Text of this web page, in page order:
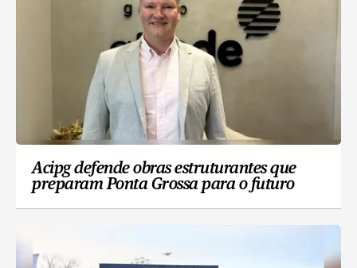
Acipg defende obras estruturantes que
preparam Ponta Grossa para o futuro